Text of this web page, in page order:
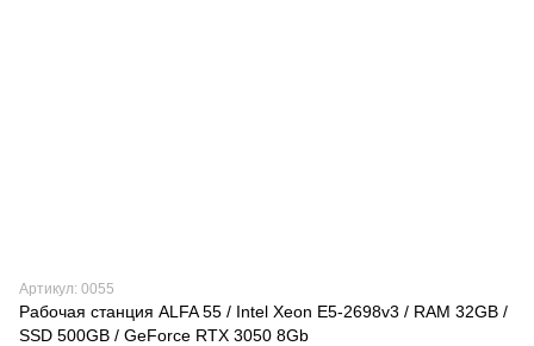
Артикул: 0055
Рабочая станция ALFA 55 / Intel Xeon E5-2698v3 / RAM 32GB /
SSD 500GB / GeForce RTX 3050 8Gb